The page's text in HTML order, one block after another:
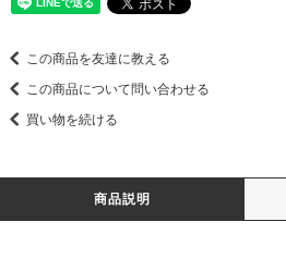
この商品を友達に教える
この商品について問い合わせる
買い物を続ける
商品説明